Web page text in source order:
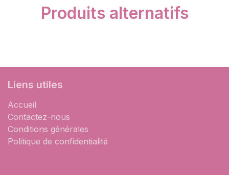
Produits alternatifs
Liens utiles
Accueil
Contactez-nous
Conditions générales
Politique de confidentialité